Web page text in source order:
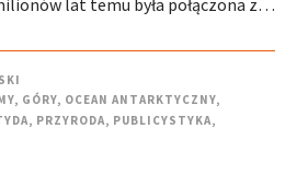
lat temu była połączona z…
, GÓRY, OCEAN ANTARKTYCZNY,
, PRZYRODA, PUBLICYSTYKA,